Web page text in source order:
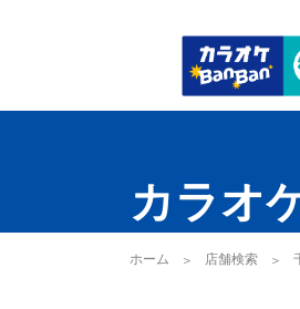
カラオ
ホーム 店舗検索